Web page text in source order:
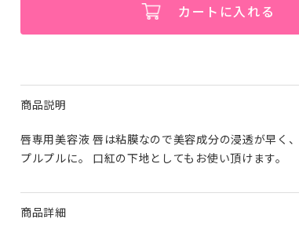
カートに入れる
商品説明
唇専用美容液 唇は粘膜なので美容成分の浸透が早く
プルプルに。 口紅の下地としてもお使い頂けます。
商品詳細